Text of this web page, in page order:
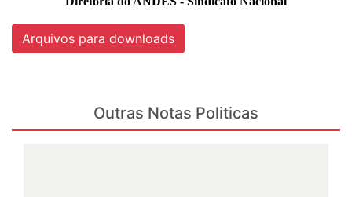
Arquivos para downloads
Outras Notas Politicas